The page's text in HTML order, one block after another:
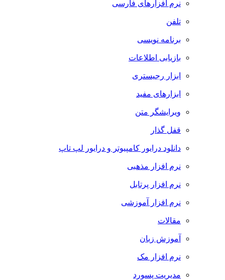
نرم افزارهای فارسی
تلفن
برنامه نویسی
بازیابی اطلاعات
ابزار رجیستری
ابزارهای مفید
ویرایشگر متن
قفل گذار
دانلود درایور کامپیوتر و درایور لپ تاپ
نرم افزار مذهبی
نرم افزار پرتابل
نرم افزار آموزشی
مقالات
آموزش زبان
نرم افزار مک
مدیریت پسورد